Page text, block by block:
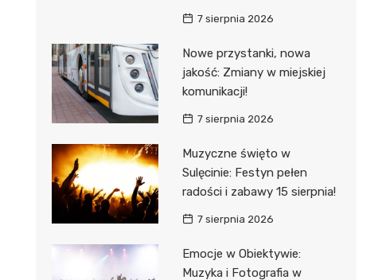
7 sierpnia 2026
Nowe przystanki, nowa
jakość: Zmiany w miejskiej
komunikacji!
7 sierpnia 2026
Muzyczne święto w
Sulęcinie: Festyn pełen
radości i zabawy 15 sierpnia!
7 sierpnia 2026
Emocje w Obiektywie:
Muzyka i Fotografia w